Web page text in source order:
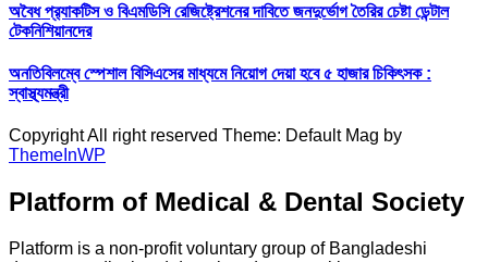
অবৈধ প্র‍্যাকটিস ও বিএমডিসি রেজিষ্ট্রেশনের দাবিতে জনদুর্ভোগ তৈরির চেষ্টা ডেন্টাল
টেকনিশিয়ানদের
অনতিবিলম্বে স্পেশাল বিসিএসের মাধ্যমে নিয়োগ দেয়া হবে ৫ হাজার চিকিৎসক :
স্বাস্থ্যমন্ত্রী
Copyright All right reserved Theme: Default Mag by
ThemeInWP
Platform of Medical & Dental Society
Platform is a non-profit voluntary group of Bangladeshi